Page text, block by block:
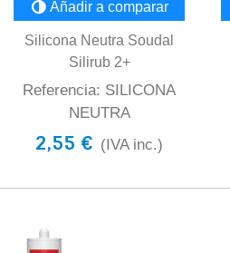
Añadir a comparar
Silicona Neutra Soudal
Silirub 2+
Referencia: SILICONA
NEUTRA
2,55 € (IVA inc.)